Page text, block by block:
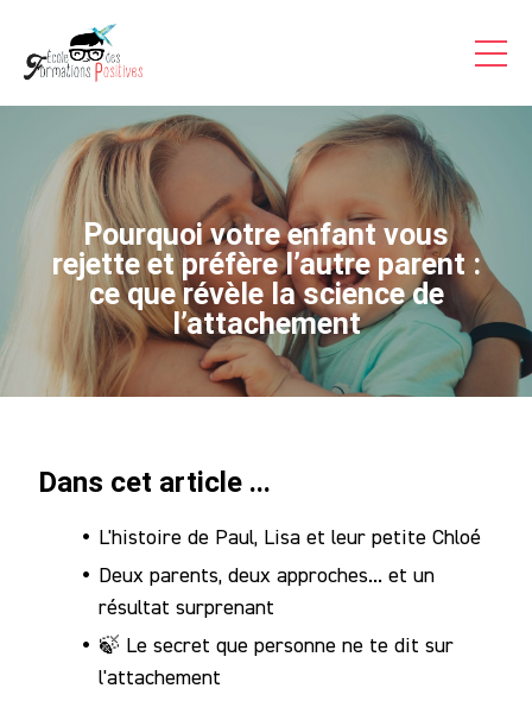
Pourquoi votre enfant vous
rejette et préfère l’autre parent :
ce que révèle la science de
l’attachement
Dans cet article ...
L'histoire de Paul, Lisa et leur petite Chloé
Deux parents, deux approches... et un
résultat surprenant
🍃 Le secret que personne ne te dit sur
l'attachement
Consultations & Coaching
Articles
Témoignages Vidéo
Inscriptions
A Propos
Accès
Notre
Communauté